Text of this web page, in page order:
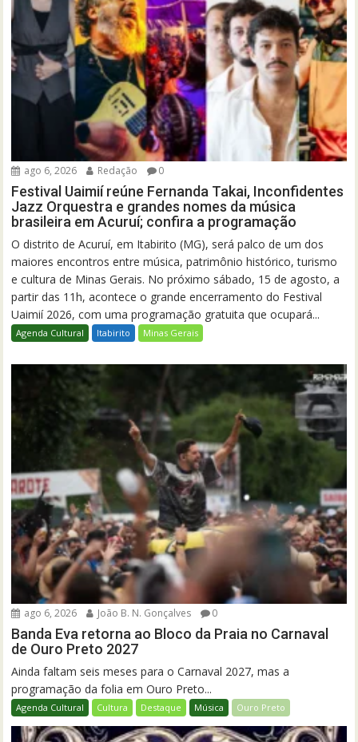
ago 6, 2026 Redação 0
Festival Uaimií reúne Fernanda Takai, Inconfidentes
Jazz Orquestra e grandes nomes da música
brasileira em Acuruí; confira a programação
O distrito de Acuruí, em Itabirito (MG), será palco de um dos
maiores encontros entre música, patrimônio histórico, turismo
e cultura de Minas Gerais. No próximo sábado, 15 de agosto, a
partir das 11h, acontece o grande encerramento do Festival
Uaimií 2026, com uma programação gratuita que ocupará...
Agenda Cultural Itabirito Minas Gerais
ago 6, 2026 João B. N. Gonçalves 0
Banda Eva retorna ao Bloco da Praia no Carnaval
de Ouro Preto 2027
Ainda faltam seis meses para o Carnaval 2027, mas a
programação da folia em Ouro Preto...
Agenda Cultural Cultura Destaque Música Ouro Preto